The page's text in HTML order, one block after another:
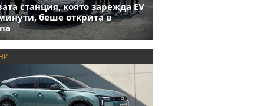
станция, която зарежда EV
беше открита в